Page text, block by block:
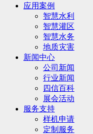
应用案例
智慧水利
智慧灌区
智慧水务
地质灾害
新闻中心
公司新闻
行业新闻
四信百科
展会活动
服务支持
样机申请
定制服务